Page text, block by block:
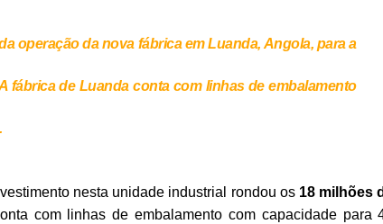
operação da nova fábrica em Luanda, Angola, para a
fábrica de Luanda conta com linhas de embalamento
nesta unidade industrial rondou os 18 milhões
com linhas de embalamento com capacidade para